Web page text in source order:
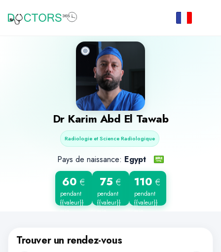
Dr Karim Abd El Tawab
Radiologie et Science Radiologique
Pays de naissance: Egypt
60 €
pendant
{{valeur}}
min
75 €
pendant
{{valeur}}
min
110 €
pendant
{{valeur}}
min
Trouver un rendez-vous